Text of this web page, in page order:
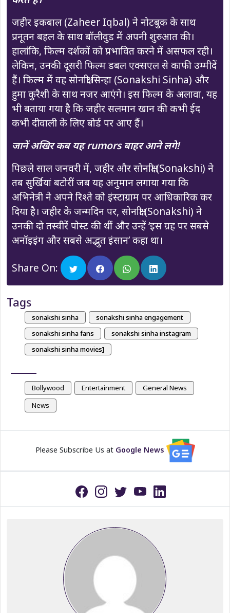
जहीर इकबाल (Zaheer Iqbal) ने नोटबुक के साथ
प्रनूतन बहल के साथ बॉलीवुड में अपनी शुरुआत की।
हालांकि, फिल्म दर्शकों को प्रभावित करने में असफल रही।
लेकिन, उनकी दूसरी फिल्म डबल एक्सएल से काफी उम्मीदें
हैं। फिल्म में वह सोनाक्षी सिन्हा (Sonakshi Sinha) और
हुमा कुरैशी के साथ नजर आएंगे। इस फिल्म के अलावा, यह
भी बताया गया है कि जहीर सलमान खान की कभी ईद
कभी दीवाली के लिए बोर्ड पर आए हैं।
जानें अखिर कब यह rumors बाहर आने लगे!
पिछले साल जनवरी में, जहीर और सोनाक्षी (Sonakshi) ने
तब सुर्खियां बटोरीं जब यह अनुमान लगाया गया कि
अभिनेत्री ने अपने रिश्ते को इंस्टाग्राम पर आधिकारिक कर
दिया है। जहीर के जन्मदिन पर, सोनाक्षी (Sonakshi) ने
उनकी दो तस्वीरें पोस्ट की थीं और उन्हें ‘इस ग्रह पर सबसे
अनॉइइंग और सबसे अद्भुत इंसान’ कहा था।
Share On:
Tags
sonakshi sinha
sonakshi sinha engagement
sonakshi sinha fans
sonakshi sinha instagram
sonakshi sinha movies]
Bollywood Entertainment
General News
News
Please Subscribe Us at Google News